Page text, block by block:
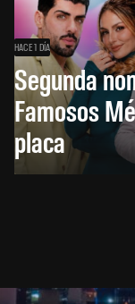
HACE 1 DÍA
Segunda
Famosos
placa